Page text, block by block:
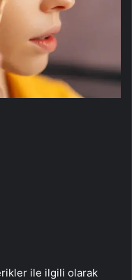
ile ilgili olarak